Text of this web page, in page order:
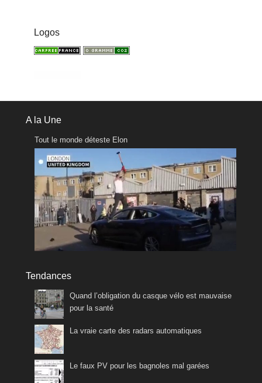
Logos
A la Une
Tout le monde déteste Elon
Tendances
Quand l’obligation du casque vélo est mauvaise
pour la santé
La vraie carte des radars automatiques
Le faux PV pour les bagnoles mal garées